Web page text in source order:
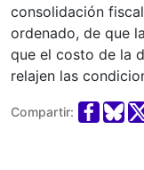
consolidación
ordenado, de que
que el costo de la
relajen las
Compartir: